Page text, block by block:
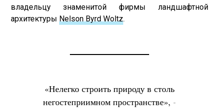
владельцу знаменитой фирмы ландшафтной
архитектуры Nelson Byrd Woltz.
«Нелегко строить природу в столь
негостеприимном пространстве», -